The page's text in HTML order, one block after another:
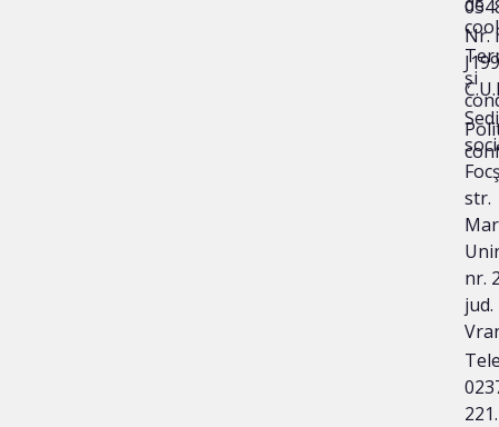
Nr.
str.
nr.
jud.
și